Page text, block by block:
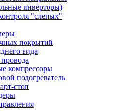
инверторы)
"слепых"
покрытий
вида
компрессоры
подогреватель
стоп